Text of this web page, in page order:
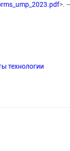
>.
технологии